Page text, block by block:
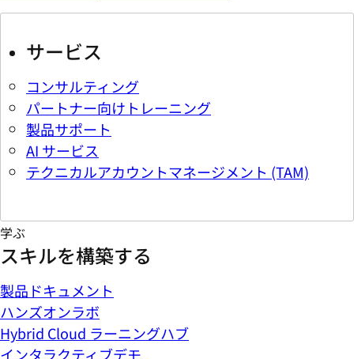
サービス
コンサルティング
パートナー向けトレーニング
製品サポート
AI サービス
テクニカルアカウントマネージメント (TAM)
学ぶ
スキルを構築する
製品ドキュメント
ハンズオンラボ
Hybrid Cloud ラーニングハブ
インタラクティブデモ